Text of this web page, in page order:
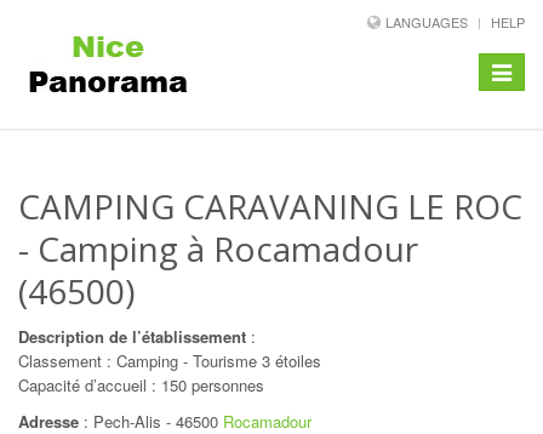
LANGUAGES HELP
Toggle
CAMPING CARAVANING LE ROC
- Camping à Rocamadour
(46500)
Description de l’établissement :
Classement : Camping - Tourisme 3 étoiles
Capacité d’accueil : 150 personnes
Adresse : Pech-Alis - 46500 Rocamadour